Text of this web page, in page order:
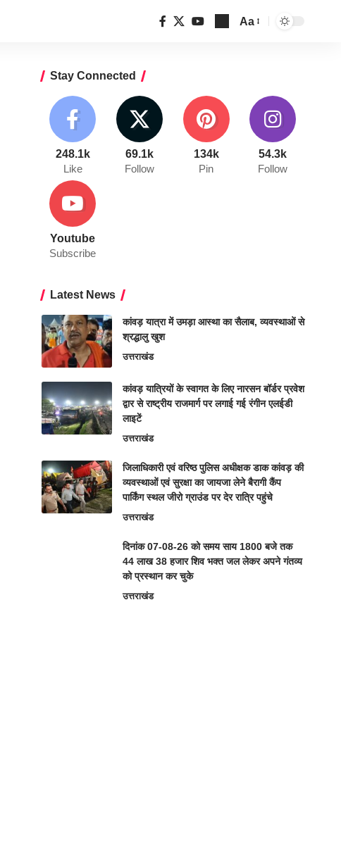
Aa
Stay Connected
248.1k
Like
69.1k
Follow
134k
Pin
54.3k
Follow
Youtube
Subscribe
Latest News
कांवड़ यात्रा में उमड़ा आस्था का सैलाब, व्यवस्थाओं से
श्रद्धालु खुश
उत्तराखंड
कांवड़ यात्रियों के स्वागत के लिए नारसन बॉर्डर प्रवेश
द्वार से राष्ट्रीय राजमार्ग पर लगाई गई रंगीन एलईडी
लाइटें
उत्तराखंड
जिलाधिकारी एवं वरिष्ठ पुलिस अधीक्षक डाक कांवड़ की
व्यवस्थाओं एवं सुरक्षा का जायजा लेने बैरागी कैंप
पार्किंग स्थल जीरो ग्राउंड पर देर रात्रि पहुंचे
उत्तराखंड
दिनांक 07-08-26 को समय साय 1800 बजे तक
44 लाख 38 हजार शिव भक्त जल लेकर अपने गंतव्य
को प्रस्थान कर चुके
उत्तराखंड